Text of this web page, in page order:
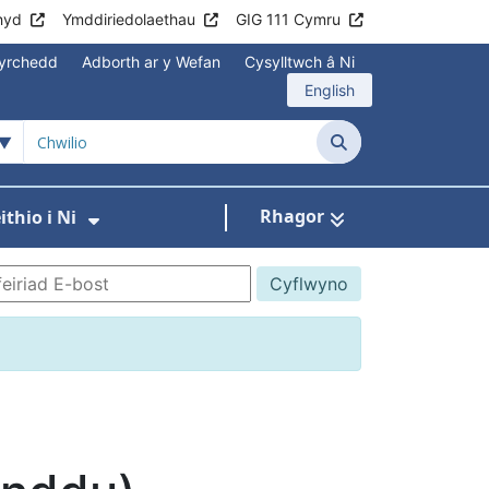
Ymddiriedolaethau GIG 111 Cymru
Adborth ar y Wefan
Cysylltwch â Ni
English
Chwilio
i Ni Rhagor